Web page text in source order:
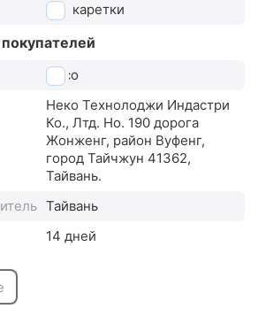
для каретки
Neco
Неко Технолоджи Индастри
Ко., Лтд. Но. 190 дорога
Жонженг, район Вуфенг,
город Тайчжун 41362,
Тайвань.
Тайвань
14 дней